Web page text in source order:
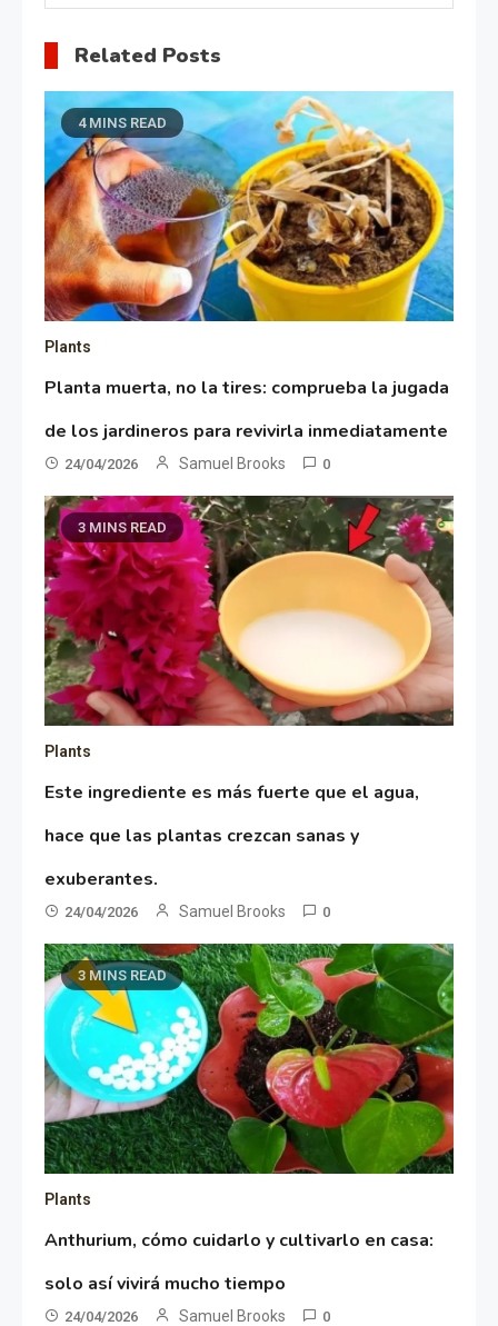
Related Posts
4 MINS READ
Plants
Planta muerta, no la tires: comprueba la jugada
de los jardineros para revivirla inmediatamente
24/04/2026 Samuel Brooks 0
3 MINS READ
Plants
Este ingrediente es más fuerte que el agua,
hace que las plantas crezcan sanas y
exuberantes.
24/04/2026 Samuel Brooks 0
3 MINS READ
Plants
Anthurium, cómo cuidarlo y cultivarlo en casa:
solo así vivirá mucho tiempo
24/04/2026 Samuel Brooks 0